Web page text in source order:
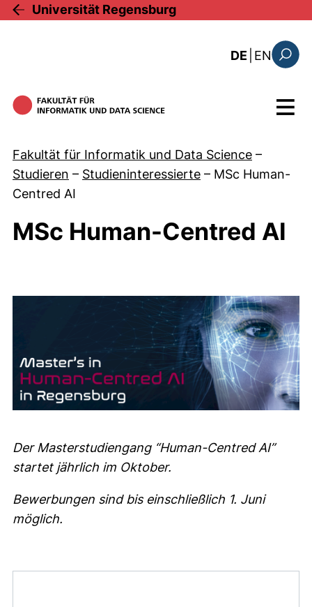
Direkt zum Inhalt
Universität Regensburg
DE EN: this
Menü
Fakultät für Informatik und Data Science –
Studieren – Studieninteressierte – MSc Human-
Centred AI
MSc Human-Centred AI
Der Masterstudiengang “Human-Centred AI”
startet jährlich im Oktober.
Bewerbungen sind bis einschließlich 1. Juni
möglich.